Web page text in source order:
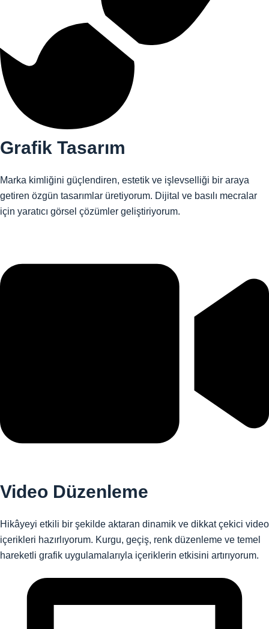
Grafik Tasarım
Marka kimliğini güçlendiren, estetik ve işlevselliği bir araya
getiren özgün tasarımlar üretiyorum. Dijital ve basılı mecralar
için yaratıcı görsel çözümler geliştiriyorum.
Video Düzenleme
Hikâyeyi etkili bir şekilde aktaran dinamik ve dikkat çekici video
içerikleri hazırlıyorum. Kurgu, geçiş, renk düzenleme ve temel
hareketli grafik uygulamalarıyla içeriklerin etkisini artırıyorum.